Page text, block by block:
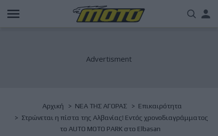
Παράκαμψη
προς
Breadcrumb
Αρχική NΕΑ ΤΗΣ ΑΓΟΡΑΣ
Επικαιρότητα
Στρώνεται η πίστα της Αλβανίας! Εντός χρονοδιαγράμματος
το AUTO MOTO PARK στο Elbasan